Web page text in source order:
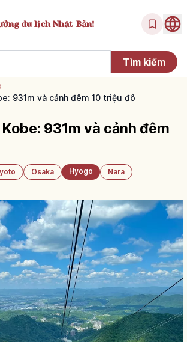
du lịch Nhật Bản!
931m và cảnh đêm 10 triệu đô
Kobe: 931m và cảnh đêm
Osaka Hyogo
Nara